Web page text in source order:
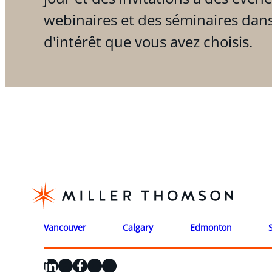
webinaires et des séminaires
d'intérêt que vous avez choisis.
Vancouver Calgary Edmonton
LinkedIn
X Facebook
Instagram
YouTube